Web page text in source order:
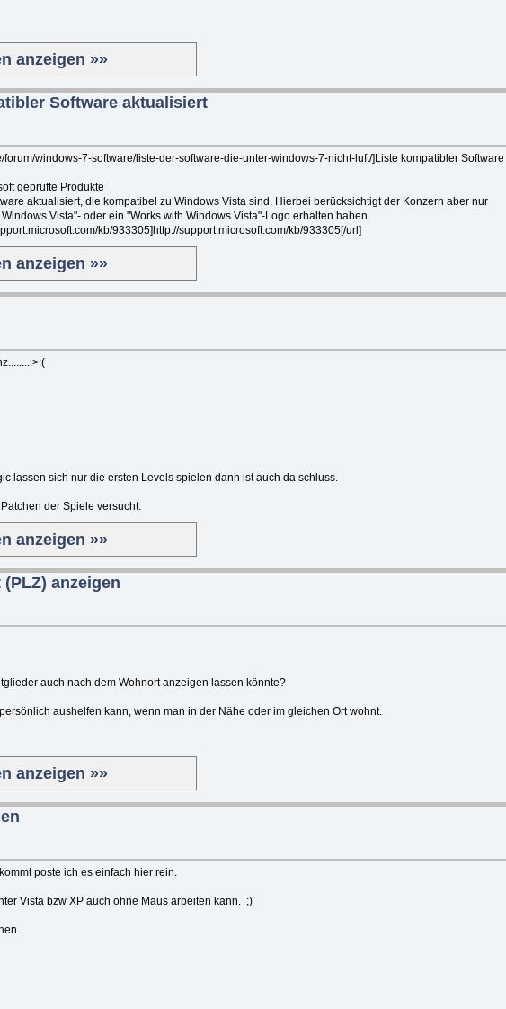
anzeigen »»
Software aktualisiert
forum/windows-7-software/liste-der-software-die-unter-windows-7-nicht-luft/]Liste kompatibler Software
geprüfte Produkte
aktualisiert, die kompatibel zu Windows Vista sind. Hierbei berücksichtigt der Konzern aber nur
Vista"- oder ein "Works with Windows Vista"-Logo erhalten haben.
kb/933305]http://support.microsoft.com/kb/933305[/url]
anzeigen »»
>:(
lassen sich nur die ersten Levels spielen dann ist auch da schluss.
der Spiele versucht.
anzeigen »»
anzeigen
auch nach dem Wohnort anzeigen lassen könnte?
aushelfen kann, wenn man in der Nähe oder im gleichen Ort wohnt.
anzeigen »»
poste ich es einfach hier rein.
Vista bzw XP auch ohne Maus arbeiten kann. ;)